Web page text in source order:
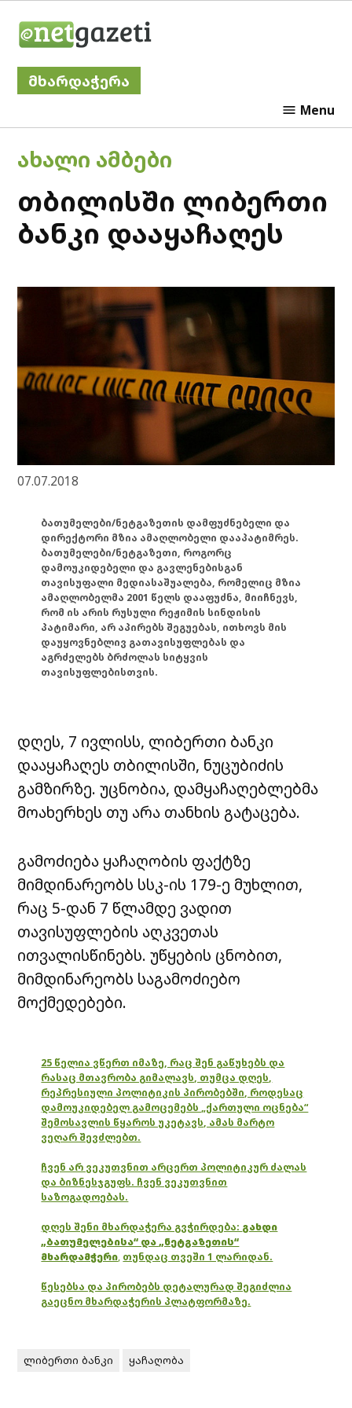
მხარდაჭერა
Menu
POSTED
ᲐᲮᲐᲚᲘ ᲐᲛᲑᲔᲑᲘ
თბილისში ლიბერთი
ბანკი დააყაჩაღეს
07.07.2018
ბათუმელები/ნეტგაზეთის დამფუძნებელი და
დირექტორი მზია ამაღლობელი დააპატიმრეს.
ბათუმელები/ნეტგაზეთი, როგორც
დამოუკიდებელი და გავლენებისგან
თავისუფალი მედიასაშუალება, რომელიც მზია
ამაღლობელმა 2001 წელს დააფუძნა, მიიჩნევს,
რომ ის არის რუსული რეჟიმის სინდისის
პატიმარი, არ აპირებს შეგუებას, ითხოვს მის
დაუყოვნებლივ გათავისუფლებას და
აგრძელებს ბრძოლას სიტყვის
თავისუფლებისთვის.
დღეს, 7 ივლისს, ლიბერთი ბანკი
დააყაჩაღეს თბილისში, ნუცუბიძის
გამზირზე. უცნობია, დამყაჩაღებლებმა
მოახერხეს თუ არა თანხის გატაცება.
გამოძიება ყაჩაღობის ფაქტზე
მიმდინარეობს სსკ-ის 179-ე მუხლით,
რაც 5-დან 7 წლამდე ვადით
თავისუფლების აღკვეთას
ითვალისწინებს. უწყების ცნობით,
მიმდინარეობს საგამოძიებო
მოქმედებები.
25 წელია ვწერთ იმაზე, რაც შენ გაწუხებს და
რასაც მთავრობა გიმალავს, თუმცა დღეს,
რეპრესიული პოლიტიკის პირობებში, როდესაც
დამოუკიდებელ გამოცემებს „ქართული ოცნება“
შემოსავლის წყაროს უკეტავს, ამას მარტო
ვეღარ შევძლებთ.
ჩვენ არ ვეკუთვნით არცერთ პოლიტიკურ ძალას
და ბიზნესჯგუფს. ჩვენ ვეკუთვნით
საზოგადოებას.
დღეს შენი მხარდაჭერა გვჭირდება: გახდი
„ბათუმელებისა“ და „ნეტგაზეთის“
მხარდამჭერი, თუნდაც თვეში 1 ლარიდან.
წესებსა და პირობებს დეტალურად შეგიძლია
გაეცნო მხარდაჭერის პლატფორმაზე.
ლიბერთი ბანკი ყაჩაღობა